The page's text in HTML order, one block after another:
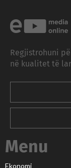
Regjistrohuni
në kualitet të
Menu
Ekonomi